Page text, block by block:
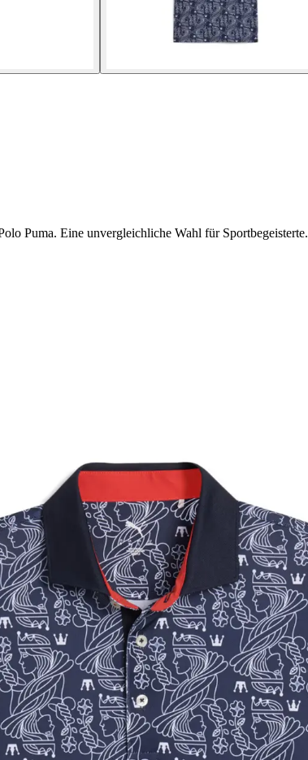
Puma. Eine unvergleichliche Wahl für Sportbegeisterte.